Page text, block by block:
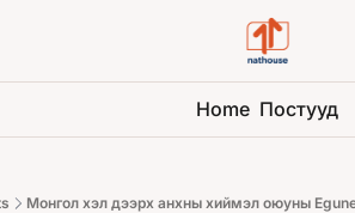
Home Постууд
Монгол хэл дээрх анхны хиймэл оюуны